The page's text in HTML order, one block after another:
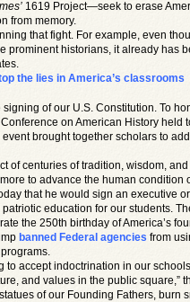
1619 Project—seek to erase
from memory.
that fight. For example, even
prominent historians, it already has
the lies in America’s classrooms
of our U.S. Constitution. To
on American History held
brought together scholars to
of centuries of tradition, wisdom, and
to advance the human condition
that he would sign an executive
education for our students.
the 250th birthday of America’s
banned Federal agencies from
to accept indoctrination in our
and values in the public square,”
of our Founding Fathers, burn